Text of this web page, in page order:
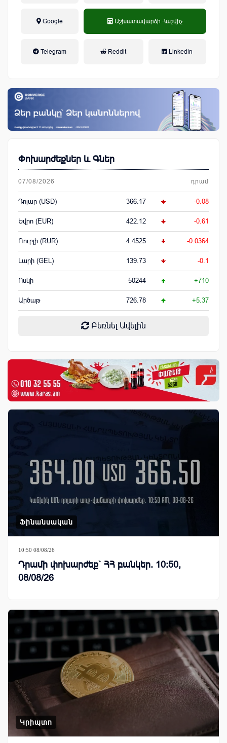
Google Աշխատավարձի Հաշվիչ
Telegram Reddit Linkedin
Փոխարժեքներ և Գներ
07/08/2026 դրամ
Դոլար (USD) 366.17 -0.08
Եվրո (EUR) 422.12 -0.61
Ռուբլի (RUR) 4.4525 -0.0364
Լարի (GEL) 139.73 -0.1
Ոսկի 50244 +710
Արծաթ 726.78 +5.37
Բեռնել Ավելին
Ֆինանսական
10:50 08/08/26
Դրամի փոխարժեք` ՀՀ բանկեր. 10:50,
08/08/26
Կրիպտո